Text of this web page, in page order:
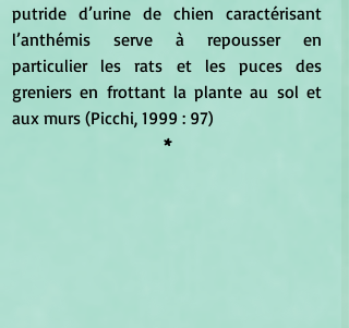
putride d’urine de chien caractérisant
l’anthémis serve à repousser en
particulier les rats et les puces des
greniers en frottant la plante au sol et
aux murs (Picchi, 1999 : 97)
*